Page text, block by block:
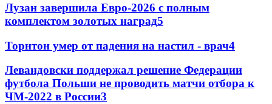
Лузан завершила Евро-2026 с полным
комплектом золотых наград5
Торнтон умер от падения на настил - врач4
Левандовски поддержал решение Федерации
футбола Польши не проводить матчи отбора к
ЧМ-2022 в России3